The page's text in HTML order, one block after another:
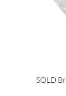
SOLD